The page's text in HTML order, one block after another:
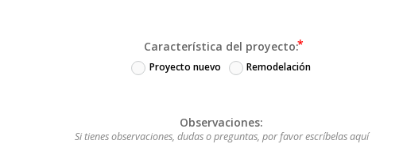
Característica del proyecto:
Proyecto nuevo Remodelación
Observaciones:
Si tienes observaciones, dudas o preguntas, por favor escríbelas aquí